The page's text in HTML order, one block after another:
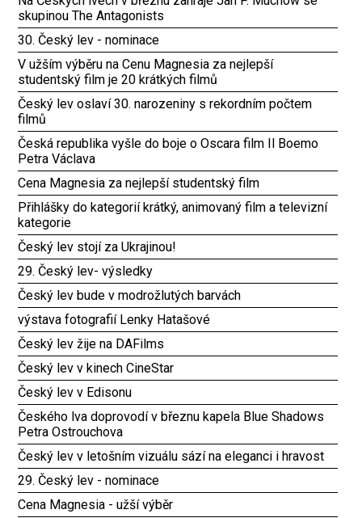
skupinou The Antagonists
30. Český lev - nominace
V užším výběru na Cenu Magnesia za nejlepší
studentský film je 20 krátkých filmů
Český lev oslaví 30. narozeniny s rekordním počtem
filmů
Česká republika vyšle do boje o Oscara film Il Boemo
Petra Václava
Cena Magnesia za nejlepší studentský film
Přihlášky do kategorií krátký, animovaný film a televizní
kategorie
Český lev stojí za Ukrajinou!
29. Český lev- výsledky
Český lev bude v modrožlutých barvách
výstava fotografií Lenky Hatašové
Český lev žije na DAFilms
Český lev v kinech CineStar
Český lev v Edisonu
Českého lva doprovodí v březnu kapela Blue Shadows
Petra Ostrouchova
Český lev v letošním vizuálu sází na eleganci i hravost
29. Český lev - nominace
Cena Magnesia - užší výběr